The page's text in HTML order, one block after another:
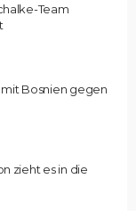
Team
Bosnien gegen
zieht es in die